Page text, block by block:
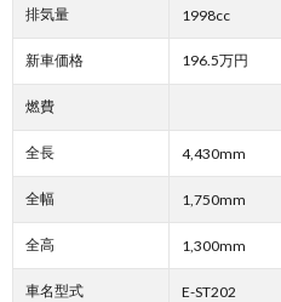
排気量 1998cc
新車価格 196.5万円
燃費
全長 4,430mm
全幅 1,750mm
全高 1,300mm
車名型式 E-ST202